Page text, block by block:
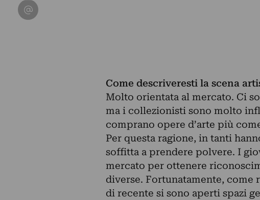
Come descriveresti la scena
Molto orientata al mercato. Ci
ma i collezionisti sono molto
comprano opere d’arte più
Per questa ragione, in tanti
soffitta a prendere polvere. I
mercato per ottenere
diverse. Fortunatamente, come
di recente si sono aperti spazi
Condividi su Email